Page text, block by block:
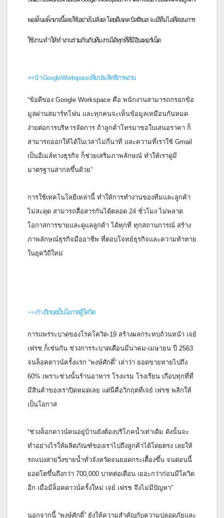
พอเห็นแพ็กเกจนี้เลยใช้อย่างไม่ลังเล โดยดีแทค บิสสิเนส จะมีทีมไอทีสอนการ
ใช้งาน ทำให้ทำงานร่วมกันกับทีมงานได้ทุกที่ที่มีอินเทอร์เน็ต
++นำ Google Workspace เพิ่มประสิทธิภาพงาน
“ข้อดีของ Google Workspace คือ พนักงานสามารถกรอกข้อ
มูลผ่านสมาร์ทโฟน และทุกคนจะเห็นข้อมูลเหมือนกันหมด
ง่ายต่อการบริหารจัดการ ถ้าลูกค้าโทรมาขอใบเสนอราคา ก็
สามารถออกให้ได้ในเวลาไม่กี่นาที และความที่เราใช้ Gmail
เป็นอีเมล์ทางธุรกิจ ก็ช่วยเสริมภาพลักษณ์ ทำให้เราดูมี
มาตรฐานสากลขึ้นด้วย”
การใช้เทคโนโลยีเหล่านี้ ทำให้การทำงานของทีมและลูกค้า
ไม่สะดุด สามารถสื่อสารกันได้ตลอด 24 ชั่วโมง ไม่พลาด
โอกาสการขายและดูแลลูกค้า ได้ทุกที่ ทุกสถานการณ์ สร้าง
ภาพลักษณ์ธุรกิจมืออาชีพ ที่ตอบโจทย์ธุรกิจและความท้าทาย
ในยุควิถีใหม่
++สร้างวิกฤตเป็นโอกาสสู้โควิด
การแพร่ระบาดของโรคโควิด-19 สร้างผลกระทบถ้วนหน้า เจย์
เฟรช ก็เช่นกัน ช่วงการระบาดเดือนมีนาคม-เมษายน ปี 2563
จนล็อคดาวน์ครั้งแรก “พงษ์ศักดิ์” เล่าว่า ยอดขายหายไปถึง
60% เพราะช่วงนั้นร้านอาหาร โรงแรม โรงเรียน เกือบทุกที่ที่
มีสินค้าของเราปิดหมดเลย แต่นี่คือวิกฤตที่เจย์ เฟรช พลิกให้
เป็นโอกาส
“ช่วงล็อกดาวน์คนอยู่บ้านยังต้องบริโภคน้ำเท่าเดิม ดังนั้นจะ
ทำอย่างไรให้ผลิตภัณฑ์ของเราไปถึงลูกค้าได้โดยตรง เลยให้
รถแบ่งสายวิ่งขายน้ำทั่วจังหวัดจนยอดกระเตื้องขึ้น จนตอนนี้
ยอดโตขึ้นถึงกว่า 700,000 บาทต่อเดือน เยอะกว่าก่อนมีโควิด
อีก เมื่อมีล็อคดาวน์ครั้งใหม่ เจย์ เฟรช จึงไม่มีปัญหา”
นอกจากนี้ “พงษ์ศักดิ์” ยังให้ความสำคัญกับความปลอดภัยและ